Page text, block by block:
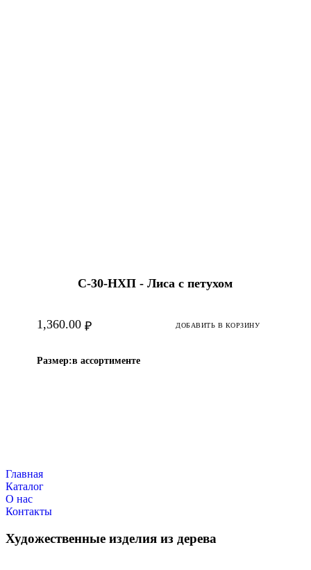
С-30-HХП - Лиса с петухом
₽
1,360.00 ДОБАВИТЬ В КОРЗИНУ
Размер:в ассортименте
Главная
Каталог
О нас
Контакты
Художественные изделия из дерева